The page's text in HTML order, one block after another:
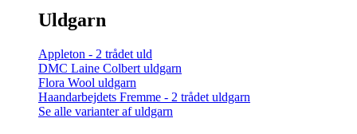
Uldgarn
Appleton - 2 trådet uld
DMC Laine Colbert uldgarn
Flora Wool uldgarn
Haandarbejdets Fremme - 2 trådet uldgarn
Se alle varianter af uldgarn